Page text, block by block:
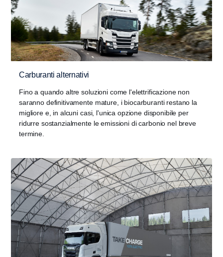
Carburanti alternativi
Fino a quando altre soluzioni come l'elettrificazione non
saranno definitivamente mature, i biocarburanti restano la
migliore e, in alcuni casi, l'unica opzione disponibile per
ridurre sostanzialmente le emissioni di carbonio nel breve
termine.